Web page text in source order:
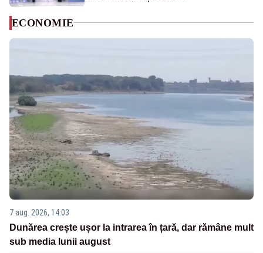
ECONOMIE
7 aug. 2026, 14:03
Dunărea crește ușor la intrarea în țară, dar rămâne mult
sub media lunii august